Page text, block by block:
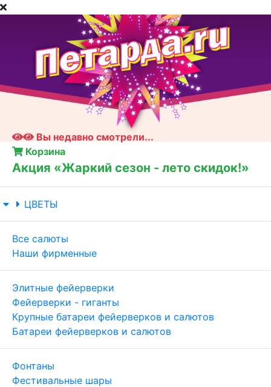
Вы недавно смотрели...
Корзина
Акция «Жаркий сезон - лето скидок!»
ЦВЕТЫ
Все салюты
Наши фирменные
Элитные фейерверки
Фейерверки - гиганты
Крупные батареи фейерверков и салютов
Батареи фейерверков и салютов
Фонтаны
Фестивальные шары